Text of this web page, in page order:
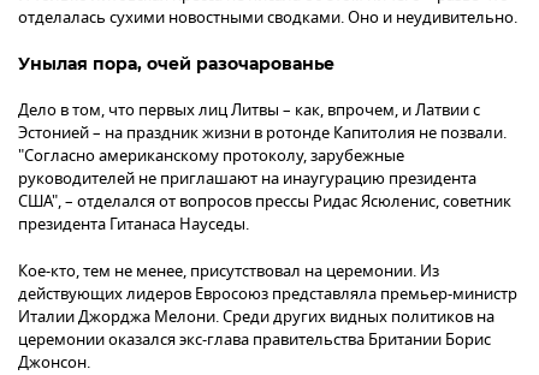
отделалась сухими новостными сводками. Оно и неудивительно.
Унылая пора, очей разочарованье
Дело в том, что первых лиц Литвы – как, впрочем, и Латвии с
Эстонией – на праздник жизни в ротонде Капитолия не позвали.
"Согласно американскому протоколу, зарубежные
руководителей не приглашают на инаугурацию президента
США", – отделался от вопросов прессы Ридас Ясюленис, советник
президента Гитанаса Науседы.
Кое-кто, тем не менее, присутствовал на церемонии. Из
действующих лидеров Евросоюз представляла премьер-министр
Италии Джорджа Мелони. Среди других видных политиков на
церемонии оказался экс-глава правительства Британии Борис
Джонсон.